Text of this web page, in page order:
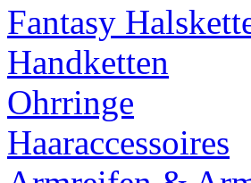
Fantasy
Handketten
Ohrringe
Haaraccessoires